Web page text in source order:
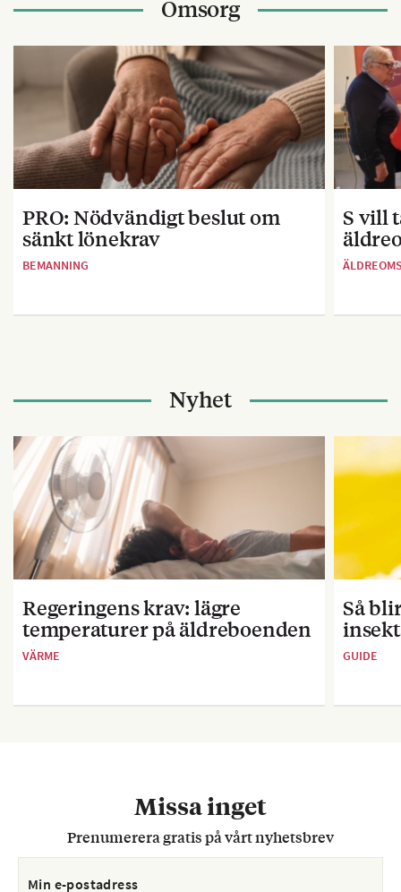
Omsorg
PRO: Nödvändigt beslut om
sänkt lönekrav
BEMANNING
S vill
Nyhet
Regeringens krav: lägre
temperaturer på äldreboenden
VÄRME
Så
GUIDE
Missa inget
Prenumerera gratis på vårt nyhetsbrev